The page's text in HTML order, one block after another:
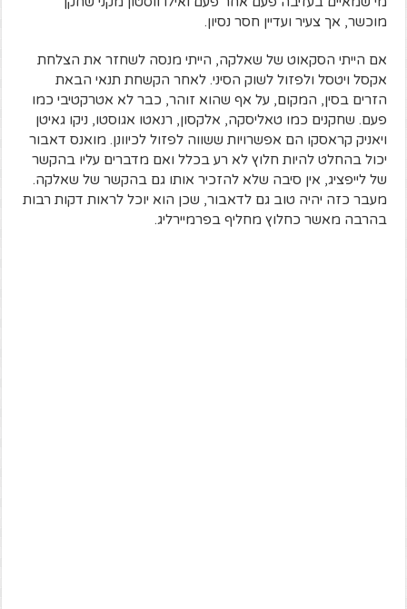
מוכשר, אך צעיר ועדיין חסר נסיון.
אם הייתי הסקאוט של שאלקה, הייתי מנסה לשחזר את הצלחת
אקסל ויטסל ולפזול לשוק הסיני. לאחר הקשחת תנאי הבאת
הזרים בסין, המקום, על אף שהוא זוהר, כבר לא אטרקטיבי כמו
פעם. שחקנים כמו טאליסקה, אלקסון, רנאטו אגוסטו, ניקו גאיטן
ויאניק קראסקו הם אפשרויות ששווה לפזול לכיוונן. מואנס דאבור
יכול בהחלט להיות חלוץ לא רע בכלל ואם מדברים עליו בהקשר
של לייפציג, אין סיבה שלא להזכיר אותו גם בהקשר של שאלקה.
מעבר כזה יהיה טוב גם לדאבור, שכן הוא יוכל לראות דקות רבות
בהרבה מאשר כחלוץ מחליף בפרמיירליג.